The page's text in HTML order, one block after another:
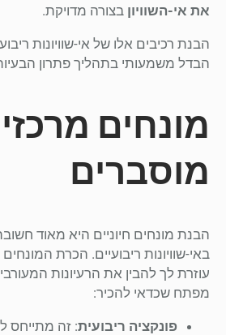
את אי-השוויון בצורה מדויקת.
הבנת רכיבים אלו של אי-שוויונות
הבדל משמעותי בתהליך פתרון
מונחים
מוסברים
הבנת מונחים חיוניים היא מאוד
באי-שוויונות ריבועיים. הכרת
עוזרת לך להבין את הרעיונות
מפתח שכדאי להכיר:
פונקציה ריבועית: זה מתייחס